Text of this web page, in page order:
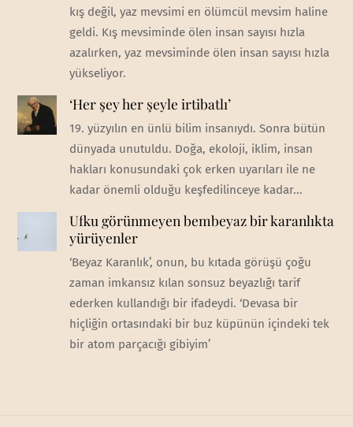
kış değil, yaz mevsimi en ölümcül mevsim haline
geldi. Kış mevsiminde ölen insan sayısı hızla
azalırken, yaz mevsiminde ölen insan sayısı hızla
yükseliyor.
‘Her şey her şeyle irtibatlı’
19. yüzyılın en ünlü bilim insanıydı. Sonra bütün
dünyada unutuldu. Doğa, ekoloji, iklim, insan
hakları konusundaki çok erken uyarıları ile ne
kadar önemli olduğu keşfedilinceye kadar...
Ufku görünmeyen bembeyaz bir karanlıkta
yürüyenler
‘Beyaz Karanlık’, onun, bu kıtada görüşü çoğu
zaman imkansız kılan sonsuz beyazlığı tarif
ederken kullandığı bir ifadeydi. ‘Devasa bir
hiçliğin ortasındaki bir buz küpünün içindeki tek
bir atom parçacığı gibiyim’